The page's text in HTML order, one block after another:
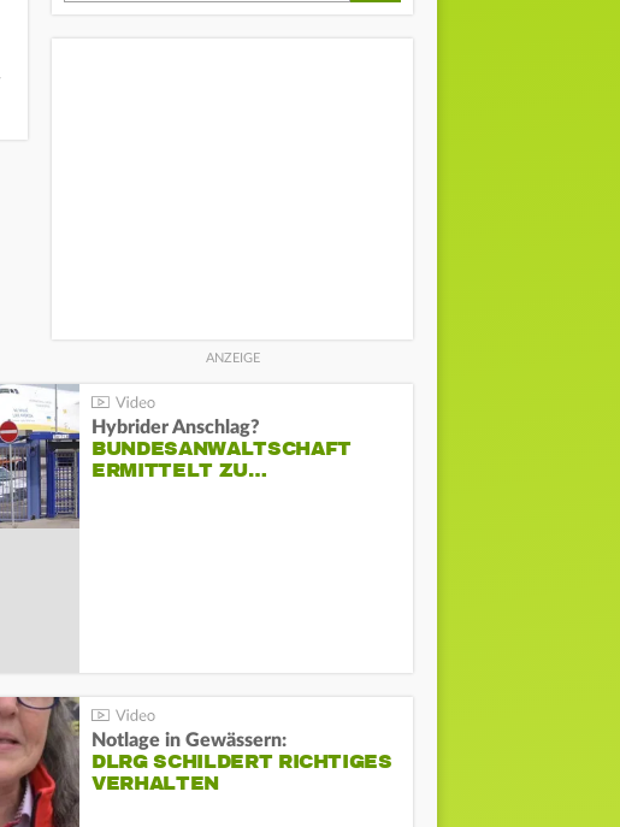
Hybrider Anschlag?
BUNDESANWALTSCHAFT
ERMITTELT ZU…
Notlage in Gewässern:
DLRG SCHILDERT RICHTIGES
VERHALTEN